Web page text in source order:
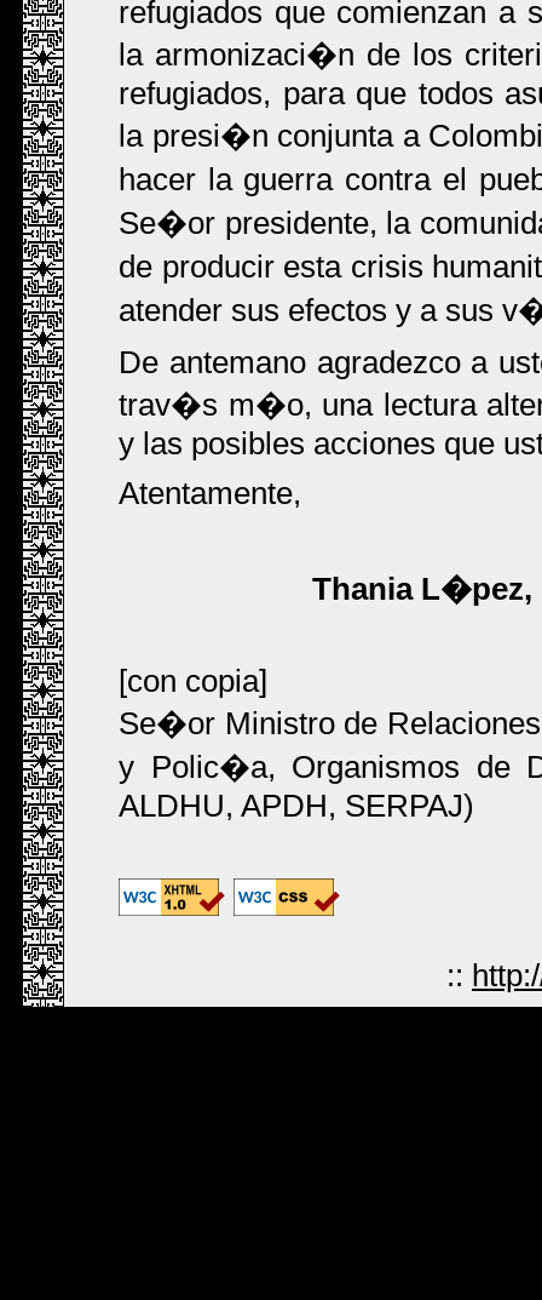
refugiados que comienzan a
la armonizaci�n de los
refugiados, para que todos
la presi�n conjunta a
hacer la guerra contra el
Se�or presidente, la
de producir esta crisis
atender sus efectos y a sus
De antemano agradezco a
trav�s m�o, una lectura
y las posibles acciones que
Atentamente,
Thania L�pez,
[con copia]
Se�or Ministro de
y Polic�a, Organismos de
ALDHU, APDH, SERPAJ)
::